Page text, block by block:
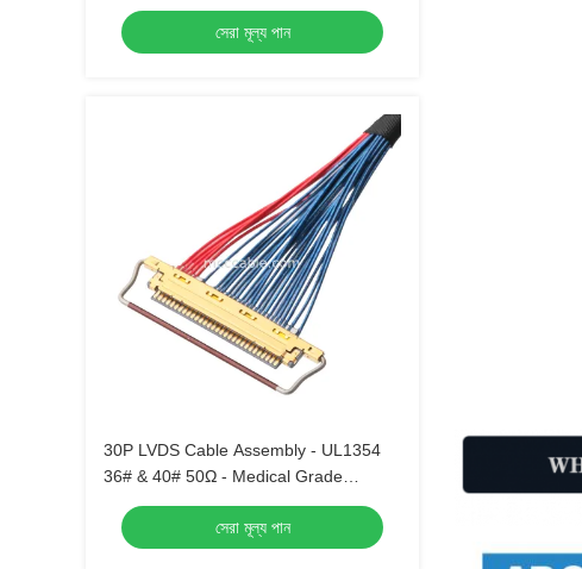
সেরা মূল্য পান
30P LVDS Cable Assembly - UL1354
36# & 40# 50Ω - Medical Grade
Compatible
সেরা মূল্য পান